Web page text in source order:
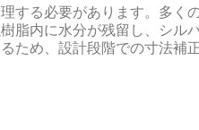
する必要があります。多く
脂内に水分が残留し、シル
ため、設計段階での寸法補